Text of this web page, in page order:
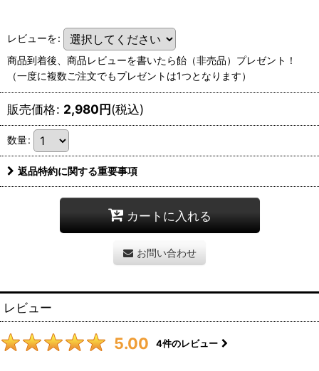
レビューを:
商品到着後、商品レビューを書いたら飴（非売品）プレゼント！
（一度に複数ご注文でもプレゼントは1つとなります）
販売価格: 2,980円(税込)
数量:
返品特約に関する重要事項
カートに入れる
お問い合わせ
レビュー
5.00 4件のレビュー